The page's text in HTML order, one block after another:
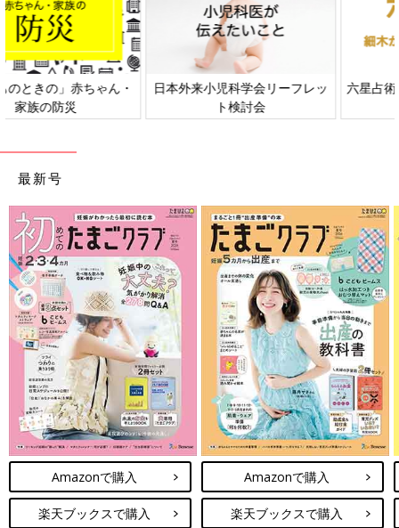
日本外来小児科学会リーフレッ
六星占術 細木かおりさんの人生
最新号
Amazonで購入
楽天ブックスで購入
Amazonで購入
楽天ブックスで購入